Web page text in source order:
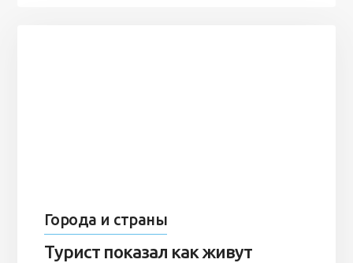
Города и страны
Турист показал как живут